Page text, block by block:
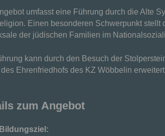
umfasst eine Führung durch die Alte
Einen besonderen Schwerpunkt
der jüdischen Familien im
kann durch den Besuch der
Ehrenfriedhofs des KZ Wöbbelin
zum Angebot